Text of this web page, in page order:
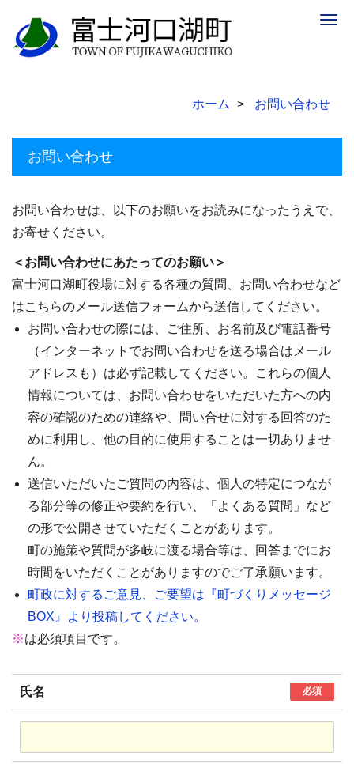
ホーム お問い合わせ
お問い合わせ
お問い合わせは、以下のお願いをお読みになったうえで、
お寄せください。
＜お問い合わせにあたってのお願い＞
富士河口湖町役場に対する各種の質問、お問い合わせなど
はこちらのメール送信フォームから送信してください。
お問い合わせの際には、ご住所、お名前及び電話番号
（インターネットでお問い合わせを送る場合はメール
アドレスも）は必ず記載してください。これらの個人
情報については、お問い合わせをいただいた方への内
容の確認のための連絡や、問い合せに対する回答のた
めに利用し、他の目的に使用することは一切ありませ
ん。
送信いただいたご質問の内容は、個人の特定につなが
る部分等の修正や要約を行い、「よくある質問」など
の形で公開させていただくことがあります。
町の施策や質問が多岐に渡る場合等は、回答までにお
時間をいただくことがありますのでご了承願います。
町政に対するご意見、ご要望は『町づくりメッセージ
BOX』より投稿してください。
※は必須項目です。
氏名 必須